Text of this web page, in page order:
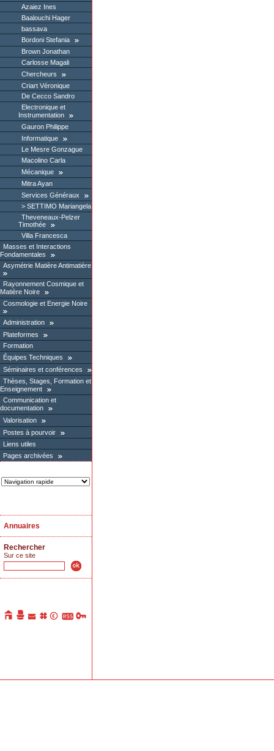
Azaiez Ines
Baalouchi Hager
bassava
Bordoni Stefania
Brown Jonathan
Carlosse Magali
Chercheurs
Criart Véronique
De Cecco Sandro
Electronique et
Instrumentation
Gauron Philippe
Informatique
Le Mesre Gonzague
Macolino Carla
Mécanique
Mitra Ayan
Services Généraux
SETTIMO Mariangela
Theveneaux-Pelzer
Timothée
Villa Francesca
Masses et Interactions
Fondamentales
Asymétrie Matière Antimatière
Rayonnement Cosmique et
Matière Noire
Cosmologie et Energie Noire
Administration
Plateformes
Formation
Équipes Techniques
Séminaires et conférences
Thèses, Stages, Formation et
Enseignement
Communication et
documentation
Valorisation
Postes à pourvoir
Liens utiles
Pages archivées
Annuaires
Rechercher
Sur ce site